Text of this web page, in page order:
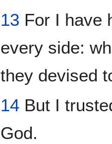
13 For I have
every side:
they devised
14 But I
God.